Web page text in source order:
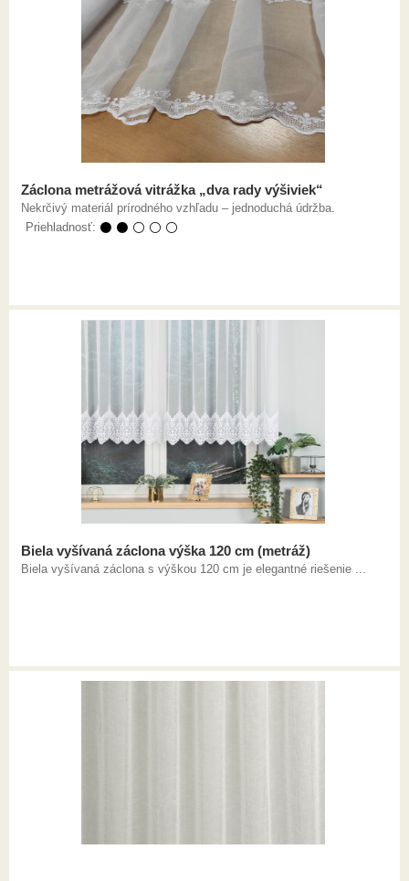
Záclona metrážová vitrážka „dva rady výšiviek“
Nekrčivý materiál prírodného vzhľadu – jednoduchá údržba.
Priehladnosť: ⚫ ⚫ ⚪ ⚪ ⚪
Biela vyšívaná záclona výška 120 cm (metráž)
Biela vyšívaná záclona s výškou 120 cm je elegantné riešenie ...